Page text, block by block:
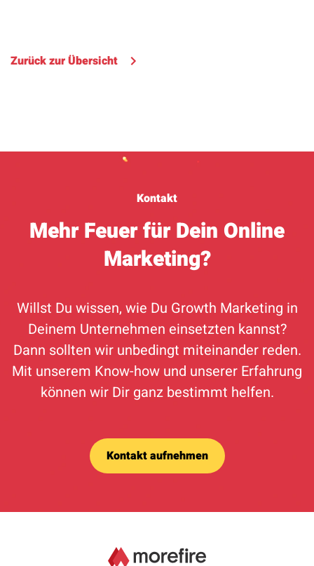
Zurück zur Übersicht
Kontakt
Mehr Feuer für Dein Online
Marketing?
Willst Du wissen, wie Du Growth Marketing in
Deinem Unternehmen einsetzten kannst?
Dann sollten wir unbedingt miteinander reden.
Mit unserem Know-how und unserer Erfahrung
können wir Dir ganz bestimmt helfen.
Kontakt aufnehmen